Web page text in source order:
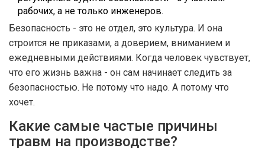
рабочих, а не только инженеров.
Безопасность - это не отдел, это культура. И она
строится не приказами, а доверием, вниманием и
ежедневными действиями. Когда человек чувствует,
что его жизнь важна - он сам начинает следить за
безопасностью. Не потому что надо. А потому что
хочет.
Какие самые частые причины
травм на производстве?